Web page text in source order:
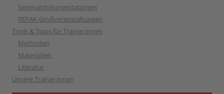
Seminardokumentationen
REFAK-Großveranstaltungen
Tools & Tipps für Trainer:innen
Methoden
Materialien
Literatur
Unsere Trainer:innen